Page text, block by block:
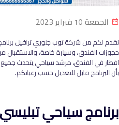
الجمعة 10 فبراير 2023
حجوزات الفندق، وسيارة خاصة، والاستقبال
افطار في الفندق، مرشد سياحي يتحدث جميع
بأن البرنامج قابل للتعديل حسب رغباتكم.
برنامج سياحي تبليسي